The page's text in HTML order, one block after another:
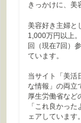
きっかけに、美
美容好き主婦と
1,000万円以上
回（現在7回）
ています。
当サイト「美活
な情報」の両立
厚生労働省など
「これ良かっ
ェアしています。